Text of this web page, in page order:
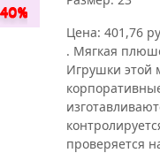
Цена: 401,76
. Мягкая
Игрушки этой
проверяется